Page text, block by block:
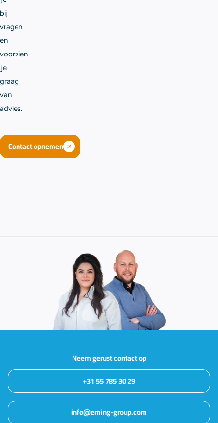
bij
vragen
en
voorzien
je
graag
van
advies.
Contact opnemen
Neem gerust contact op
+31 55 785 30 29
info@eming-group.com